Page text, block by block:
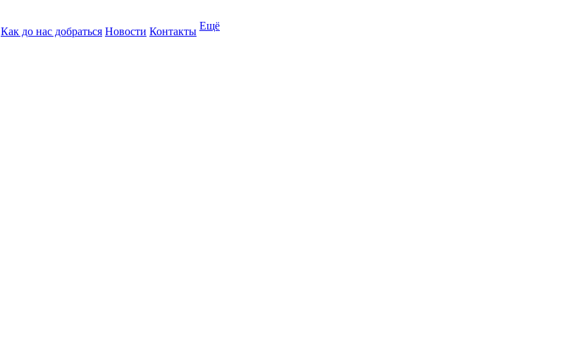
Как до нас добраться Новости Контакты Ещё